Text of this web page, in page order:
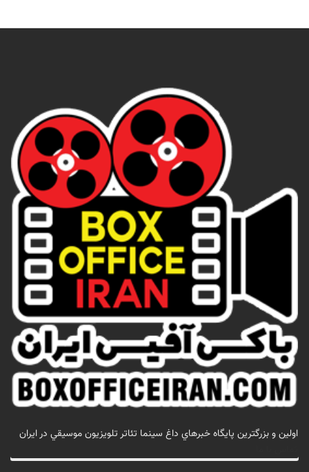
اولين و بزرگترين پايگاه خبرهاي داغ سينما تئاتر تلويزيون موسيقي در ايران